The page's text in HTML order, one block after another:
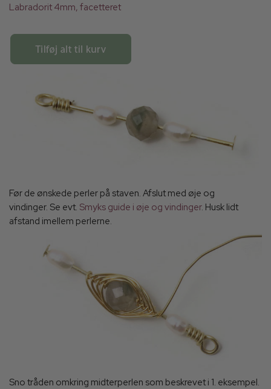
Labradorit 4mm, facetteret
Før de ønskede perler på staven. Afslut med øje og
vindinger. Se evt. Smyks guide i øje og vindinger. Husk lidt
afstand imellem perlerne.
Sno tråden omkring midterperlen som beskrevet i 1. eksempel.